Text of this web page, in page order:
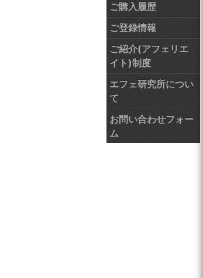
ご購入履歴
ご登録情報
ご紹介(アフェリエ
イト)制度
エフェ研究所につい
て
お問い合わせフォー
ム